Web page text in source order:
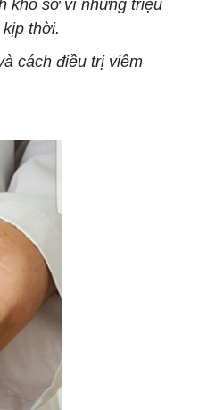
khổ sở vì những triệu
thời.
cách điều trị viêm